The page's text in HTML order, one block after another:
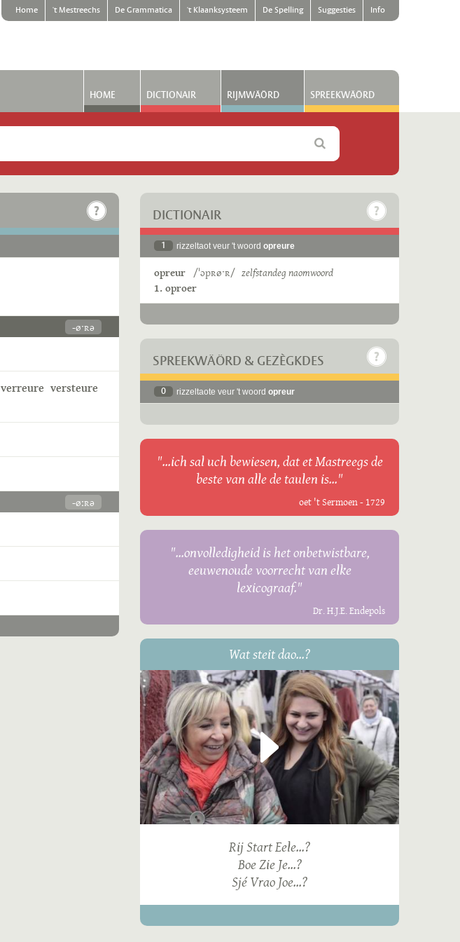
Home 't Mestreechs De Grammatica 't Klaanksysteem De Spelling Suggesties Info
HOME DICTIONAIR RIJMWÄÖRD SPREEKWÄÖRD
-øˑʀə
verreure versteure
-øːʀə
DICTIONAIR
1 rizzeltaot veur 't woord opreure
opreur /ˈɔpʀøˑʀ/ zelfstandeg naomwoord
1. oproer
SPREEKWÄÖRD & GEZÈGKDES
0 rizzeltaote veur 't woord opreur
"...ich sal uch bewiesen, dat et Mastreegs de
beste van alle de taulen is..."
oet 't Sermoen - 1729
"...onvolledigheid is het onbetwistbare,
eeuwenoude voorrecht van elke
lexicograaf."
Dr. H.J.E. Endepols
Wat steit dao...?
Rij Start Eele...?
Boe Zie Je...?
Sjé Vrao Joe...?